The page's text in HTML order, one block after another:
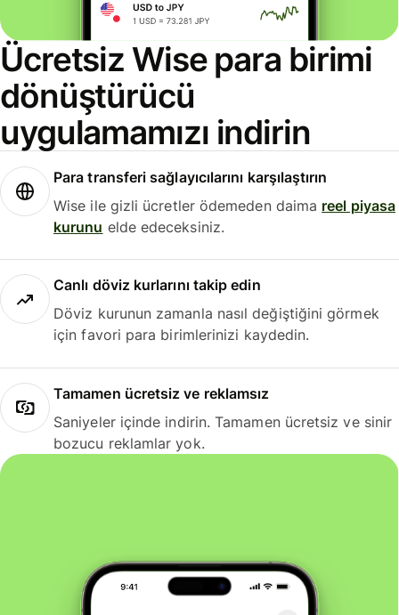
Ücretsiz Wise para birimi
dönüştürücü
uygulamamızı indirin
Para transferi sağlayıcılarını karşılaştırın
Wise ile gizli ücretler ödemeden daima reel piyasa
kurunu elde edeceksiniz.
Canlı döviz kurlarını takip edin
Döviz kurunun zamanla nasıl değiştiğini görmek
için favori para birimlerinizi kaydedin.
Tamamen ücretsiz ve reklamsız
Saniyeler içinde indirin. Tamamen ücretsiz ve sinir
bozucu reklamlar yok.